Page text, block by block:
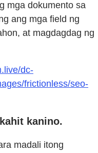
mga dokumento sa
ang mga field ng
at magdagdag ng
dc-
frictionless/seo-
kanino.
madali itong